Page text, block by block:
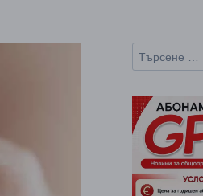
Търсене
за: